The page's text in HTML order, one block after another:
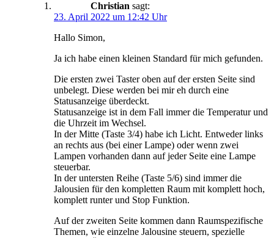
Christian sagt:
23. April 2022 um 12:42 Uhr
Hallo Simon,
Ja ich habe einen kleinen Standard für mich gefunden.
Die ersten zwei Taster oben auf der ersten Seite sind
unbelegt. Diese werden bei mir eh durch eine
Statusanzeige überdeckt.
Statusanzeige ist in dem Fall immer die Temperatur und
die Uhrzeit im Wechsel.
In der Mitte (Taste 3/4) habe ich Licht. Entweder links
an rechts aus (bei einer Lampe) oder wenn zwei
Lampen vorhanden dann auf jeder Seite eine Lampe
steuerbar.
In der untersten Reihe (Taste 5/6) sind immer die
Jalousien für den kompletten Raum mit komplett hoch,
komplett runter und Stop Funktion.
Auf der zweiten Seite kommen dann Raumspezifische
Themen, wie einzelne Jalousine steuern, spezielle